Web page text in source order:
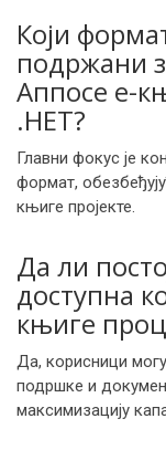
Који
подржани
Аппосе е-
.НЕТ?
Главни фокус је
формат,
књиге пројекте.
Да ли
доступна
књиге
Да, корисници
подршке и
максимизацију